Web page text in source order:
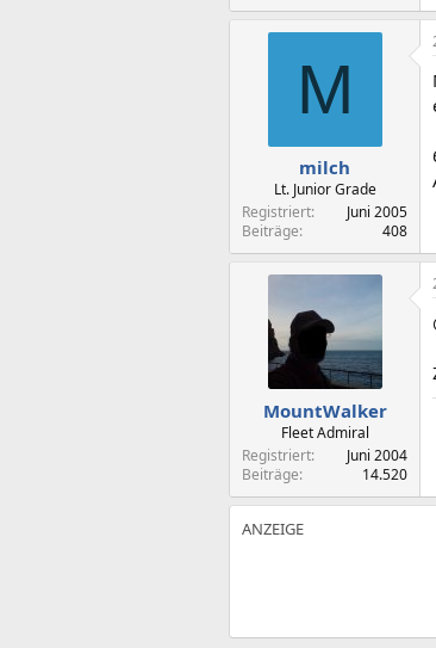
M
milch
Lt. Junior Grade
Registriert
Juni 2005
Beiträge
408
MountWalker
Fleet Admiral
Registriert
Juni 2004
Beiträge
14.520